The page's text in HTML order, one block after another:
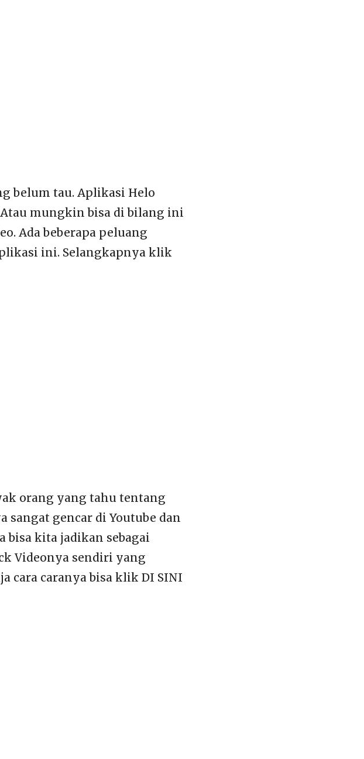
belum tau. Aplikasi Helo
mungkin bisa di bilang ini
Ada beberapa peluang
ini. Selangkapnya klik
orang yang tahu tentang
gencar di Youtube dan
kita jadikan sebagai
Videonya sendiri yang
cara caranya bisa klik DI SINI